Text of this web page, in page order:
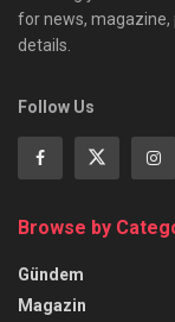
for news, magazine,
details.
Follow Us
Browse by
Gündem
Magazin